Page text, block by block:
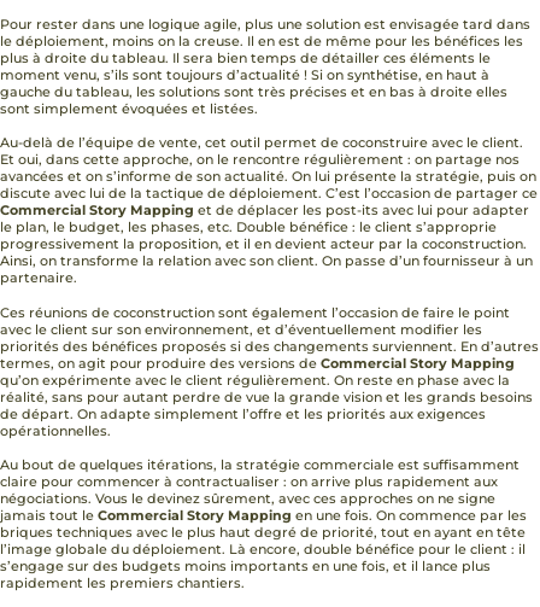
Pour rester dans une logique agile, plus une solution est envisagée tard dans
le déploiement, moins on la creuse. Il en est de même pour les bénéfices les
plus à droite du tableau. Il sera bien temps de détailler ces éléments le
moment venu, s’ils sont toujours d’actualité ! Si on synthétise, en haut à
gauche du tableau, les solutions sont très précises et en bas à droite elles
sont simplement évoquées et listées.
Au-delà de l’équipe de vente, cet outil permet de coconstruire avec le client.
Et oui, dans cette approche, on le rencontre régulièrement : on partage nos
avancées et on s’informe de son actualité. On lui présente la stratégie, puis on
discute avec lui de la tactique de déploiement. C’est l’occasion de partager ce
Commercial Story Mapping et de déplacer les post-its avec lui pour adapter
le plan, le budget, les phases, etc. Double bénéfice : le client s’approprie
progressivement la proposition, et il en devient acteur par la coconstruction.
Ainsi, on transforme la relation avec son client. On passe d’un fournisseur à un
partenaire.
Ces réunions de coconstruction sont également l’occasion de faire le point
avec le client sur son environnement, et d’éventuellement modifier les
priorités des bénéfices proposés si des changements surviennent. En d’autres
termes, on agit pour produire des versions de Commercial Story Mapping
qu’on expérimente avec le client régulièrement. On reste en phase avec la
réalité, sans pour autant perdre de vue la grande vision et les grands besoins
de départ. On adapte simplement l’offre et les priorités aux exigences
opérationnelles.
Au bout de quelques itérations, la stratégie commerciale est suffisamment
claire pour commencer à contractualiser : on arrive plus rapidement aux
négociations. Vous le devinez sûrement, avec ces approches on ne signe
jamais tout le Commercial Story Mapping en une fois. On commence par les
briques techniques avec le plus haut degré de priorité, tout en ayant en tête
l’image globale du déploiement. Là encore, double bénéfice pour le client : il
s’engage sur des budgets moins importants en une fois, et il lance plus
rapidement les premiers chantiers.